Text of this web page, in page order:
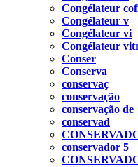
Congélateur
Congélateur v
Congélateur vi
Congélateur
Conser
Conserva
conservaç
conservação
conservação de
conservad
conservador 5